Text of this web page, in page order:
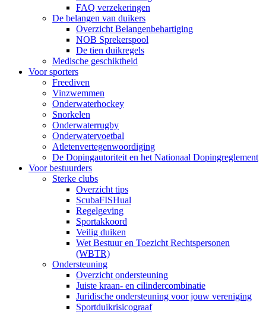
FAQ verzekeringen
De belangen van duikers
Overzicht Belangenbehartiging
NOB Sprekerspool
De tien duikregels
Medische geschiktheid
Voor sporters
Freediven
Vinzwemmen
Onderwaterhockey
Snorkelen
Onderwaterrugby
Onderwatervoetbal
Atletenvertegenwoordiging
De Dopingautoriteit en het Nationaal Dopingreglement
Voor bestuurders
Sterke clubs
Overzicht tips
ScubaFISHual
Regelgeving
Sportakkoord
Veilig duiken
Wet Bestuur en Toezicht Rechtspersonen
(WBTR)
Ondersteuning
Overzicht ondersteuning
Juiste kraan- en cilindercombinatie
Juridische ondersteuning voor jouw vereniging
Sportduikrisicograaf